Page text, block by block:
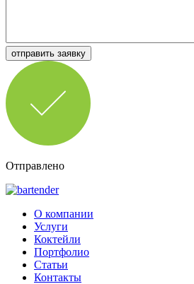
отправить заявку
Отправлено
О компании
Услуги
Коктейли
Портфолио
Статьи
Контакты